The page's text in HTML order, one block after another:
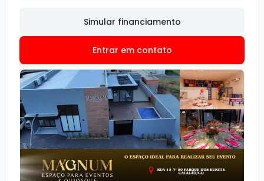
Simular financiamento
Entrar em contato